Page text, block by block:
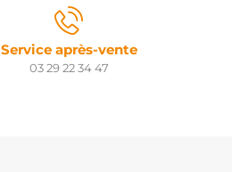
Service après-vente
03 29 22 34 47